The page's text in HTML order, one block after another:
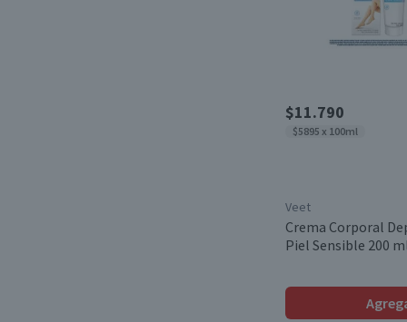
$11.790
$5895 x 100ml
Veet
Crema Corporal
Piel Sensible 200